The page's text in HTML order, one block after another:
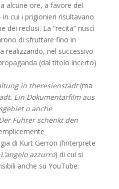
alcune ore, a favore del
in cui i prigionieri risultavano
dei reclusi. La “recita” riuscì
di sfruttare fino in
realizzando, nel successivo
(dal titolo incerto)
in theresienstadt(ma
Ein Dokumentarfilm aus
o anche
Führer schenkt den
di Kurt Gerron (l’interprete
L’angelo azzurro) di cui si
anche su YouTube.